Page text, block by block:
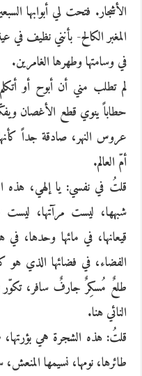
الأشجار. فتحت لي أبوابها
المغبر الكالح- بأنني نظيف في
في وسامتها وطهرها الغامرين.
لم تطلب مني أن أبوح أو
حطاباً ينوي قطع الأغصان
عروس النهر، صادقة جداً
أمّ العالم.
قلتُ في نفسي: يا إلهي، هذه
شبهها، ليست مرآتها، ليست
قيعانها، في مائها وحدها،
الفضاء، في فضائها الذي هو
طلعٌ مُسكِرٌ جارفٌ سافر،
النائي هنا.
قلتُ: هذه الشجرة هي
طائرها، نومها، نسيمها